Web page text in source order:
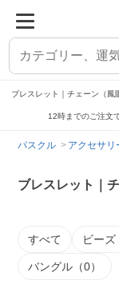
ブレスレット｜チェーン（
12時までのご注文
パスクル アクセサリ
ブレスレット｜
すべて ビーズ
バングル（0）